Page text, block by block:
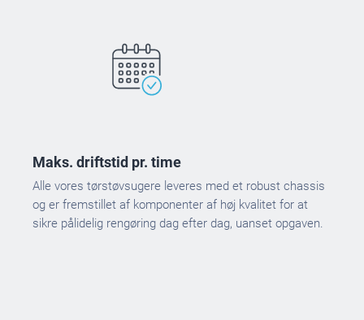
Maks. driftstid pr. time
Alle vores tørstøvsugere leveres med et robust chassis
og er fremstillet af komponenter af høj kvalitet for at
sikre pålidelig rengøring dag efter dag, uanset opgaven.